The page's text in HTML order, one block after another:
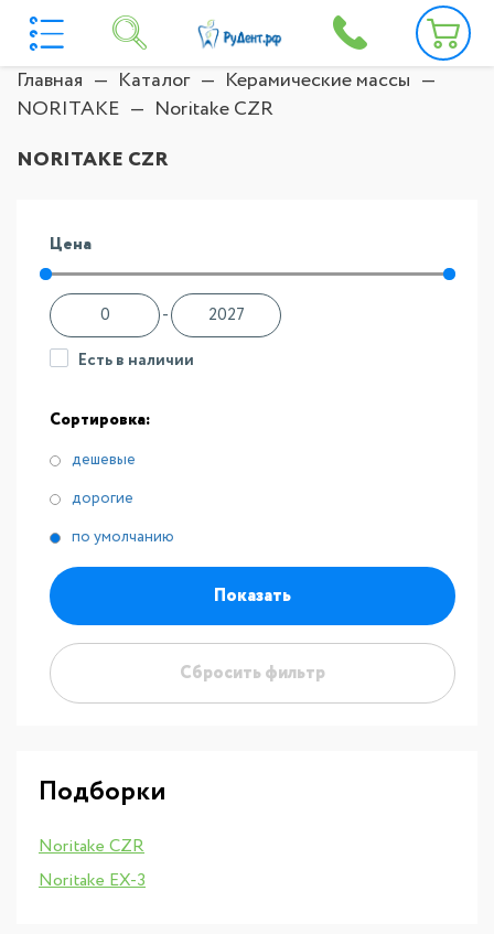
Главная Каталог
Керамические массы
NORITAKE
Noritake CZR
NORITAKE CZR
Цена
-
Есть в наличии
Сортировка:
дешевые
дорогие
по умолчанию
Показать
Сбросить фильтр
Подборки
Noritake CZR
Noritake EX-3